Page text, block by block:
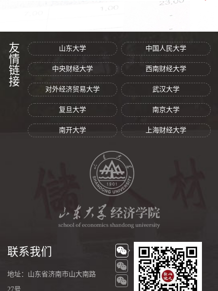
友情链接 山东大学 中国人民大学
中央财经大学 西南财经大学
对外经济贸易大学 武汉大学
复旦大学 南京大学
南开大学 上海财经大学
联系我们
地址：山东省济南市山大南路
27号